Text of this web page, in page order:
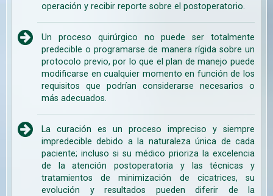
operación y recibir reporte sobre el postoperatorio.
Un proceso quirúrgico no puede ser totalmente
predecible o programarse de manera rígida sobre un
protocolo previo, por lo que el plan de manejo puede
modificarse en cualquier momento en función de los
requisitos que podrían considerarse necesarios o
más adecuados.
La curación es un proceso impreciso y siempre
impredecible debido a la naturaleza única de cada
paciente; incluso si su médico prioriza la excelencia
de la atención postoperatoria y las técnicas y
tratamientos de minimización de cicatrices, su
evolución y resultados pueden diferir de la